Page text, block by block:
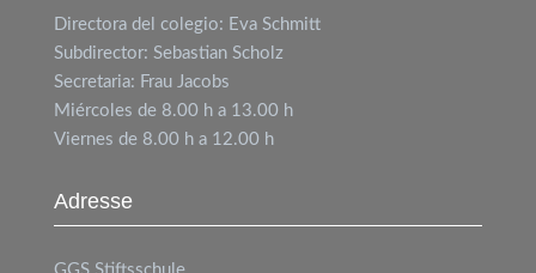
Directora del colegio: Eva Schmitt
Subdirector: Sebastian Scholz
Secretaria: Frau Jacobs
Miércoles de 8.00 h a 13.00 h
Viernes de 8.00 h a 12.00 h
Adresse